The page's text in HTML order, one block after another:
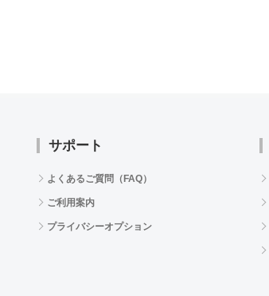
サポート
よくあるご質問（FAQ）
ご利用案内
プライバシーオプション